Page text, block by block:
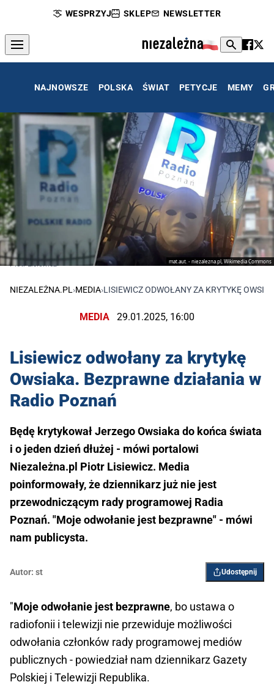
WESPRZYJ SKLEP NEWSLETTER
NAJNOWSZE POLSKA ŚWIAT PETYCJE MEMY
mat.aut. - niezalezna.pl, Wikimedia Commons
Piotr Lisiewicz
NIEZALEŻNA.PL ›MEDIA›LISIEWICZ ODWOŁANY ZA KRYTYKĘ
MEDIA 29.01.2025, 16:00
Lisiewicz odwołany za krytykę
Owsiaka. Bezprawne działania w
Radio Poznań
Będę krytykował Jerzego Owsiaka do końca świata
i o jeden dzień dłużej - mówi portalowi
Niezależna.pl Piotr Lisiewicz. Media
poinformowały, że dziennikarz już nie jest
przewodniczącym rady programowej Radia
Poznań. "Moje odwołanie jest bezprawne" - mówi
nam publicysta.
Autor: st Udostępnij
"Moje odwołanie jest bezprawne, bo ustawa o
radiofonii i telewizji nie przewiduje możliwości
odwołania członków rady programowej mediów
publicznych - powiedział nam dziennikarz Gazety
Polskiej i Telewizji Republika.